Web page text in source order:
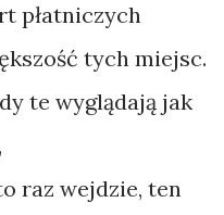
płatniczych
tych miejsc.
te wyglądają jak
,
raz wejdzie, ten